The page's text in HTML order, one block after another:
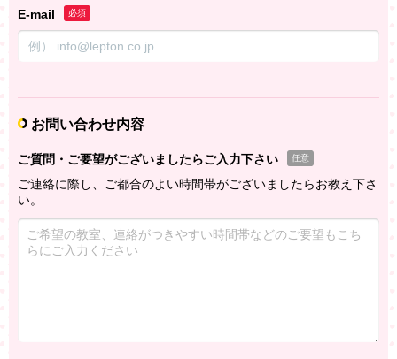
E-mail 必須
お問い合わせ内容
ご質問・ご要望がございましたらご入力下さい 任意
ご連絡に際し、ご都合のよい時間帯がございましたらお教え下さ
い。